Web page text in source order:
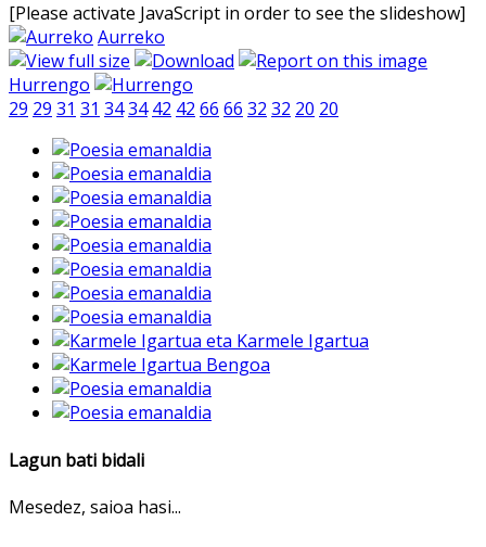
[Please activate JavaScript in order to see the slideshow]
Aurreko
Hurrengo
29 29 31 31 3434 42 42 66 66 32 32 20 20
Lagun bati bidali
Mesedez, saioa hasi...